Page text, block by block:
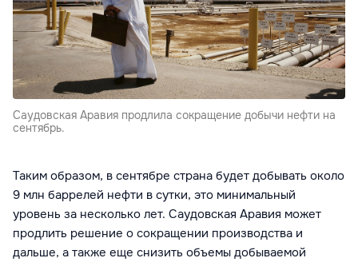
Саудовская Аравия продлила сокращение добычи нефти на
сентябрь.
Таким образом, в сентябре страна будет добывать около
9 млн баррелей нефти в сутки, это минимальный
уровень за несколько лет. Саудовская Аравия может
продлить решение о сокращении производства и
дальше, а также еще снизить объемы добываемой